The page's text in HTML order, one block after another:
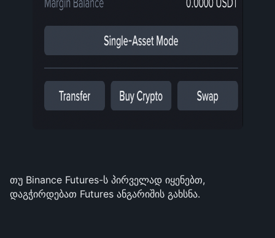
თუ Binance Futures-ს პირველად იყენებთ,
დაგჭირდებათ Futures ანგარიშის გახსნა.